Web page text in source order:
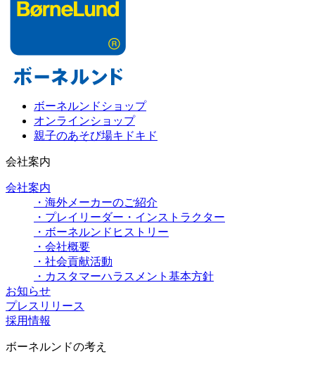
ボーネルンドショップ
オンラインショップ
親子のあそび場キドキド
会社案内
会社案内
・海外メーカーのご紹介
・プレイリーダー・インストラクター
・ボーネルンドヒストリー
・会社概要
・社会貢献活動
・カスタマーハラスメント基本方針
お知らせ
プレスリリース
採用情報
ボーネルンドの考え